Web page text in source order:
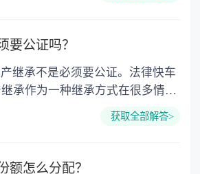
： 1. 公证费：按房
评估价的0.05%缴纳 4. 土
5. 房屋产权登记费：
要公证吗？
承作为一种继承方式在很多情况
公证的，当然，如果需要公正的也
发生纠纷，可以对遗产继承进行
获取全部解答>
额怎么分配？